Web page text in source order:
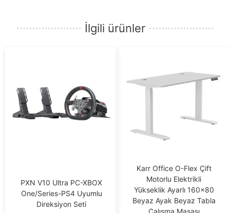
İlgili ürünler
PXN V10 Ultra PC-XBOX
One/Series-PS4 Uyumlu
Direksiyon Seti
Karr Office O-Flex Çift
Motorlu Elektrikli
Yükseklik Ayarlı 160×80
Beyaz Ayak Beyaz Tabla